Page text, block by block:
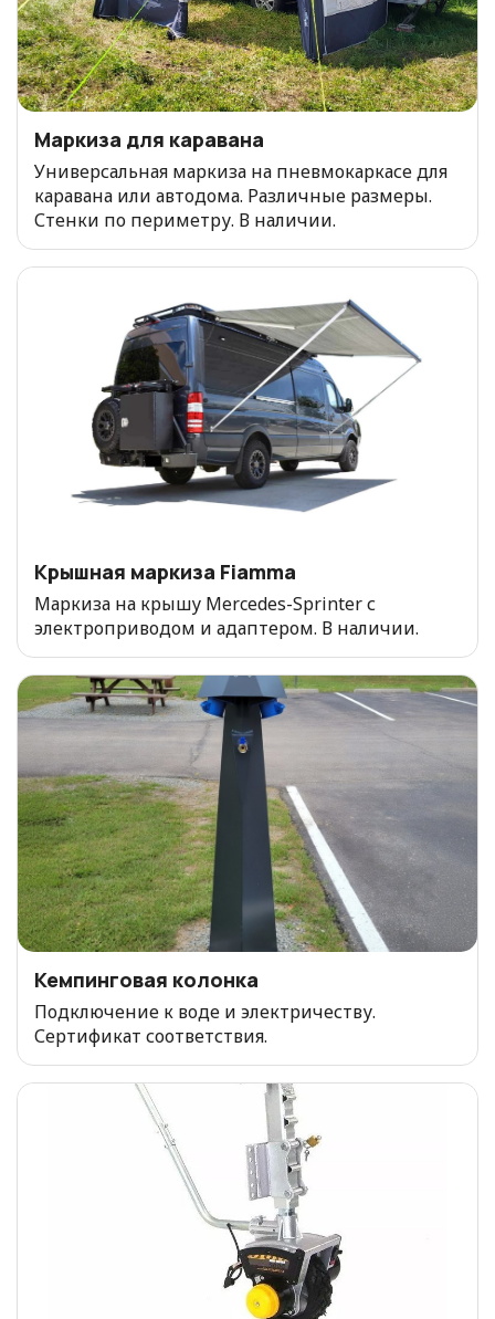
Маркиза для каравана
Универсальная маркиза на пневмокаркасе для
каравана или автодома. Различные размеры.
Стенки по периметру. В наличии.
Крышная маркиза Fiamma
Маркиза на крышу Mercedes-Sprinter с
электроприводом и адаптером. В наличии.
Кемпинговая колонка
Подключение к воде и электричеству.
Сертификат соответствия.